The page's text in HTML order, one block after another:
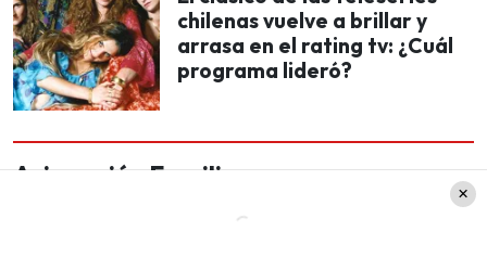
chilenas vuelve a brillar y
arrasa en el rating tv: ¿Cuál
programa lideró?
Asignación Familiar
Además de los pensionados y los afiliados al